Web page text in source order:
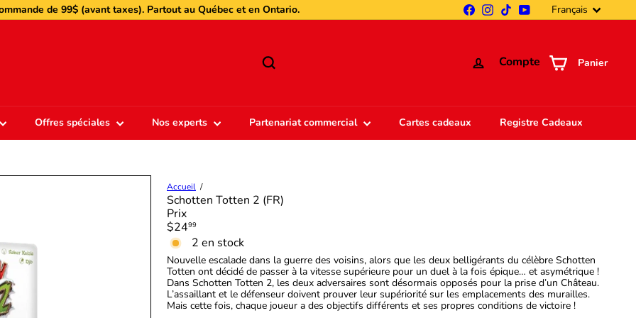
Diaporama
commande de moins de 99$ (avant taxes) pour QC et ON
FacebookInstagram
TikTokYouTubeLangue
Français
Compte Panier
Offres spéciales Nos experts Partenariat commercial Cartes cadeaux Registre Cadeaux
Accueil
Schotten Totten 2 (FR)
Prix
Prix
régulier
$2499
2 en stock
Nouvelle escalade dans la guerre des voisins, alors que les deux belligérants du célèbre Schotten
Totten ont décidé de passer à la vitesse supérieure pour un duel à la fois épique… et asymétrique !
Dans Schotten Totten 2, les deux adversaires sont désormais opposés pour la prise d’un Château.
L’assaillant et le défenseur doivent prouver leur supériorité sur les emplacements des murailles.
Mais cette fois, chaque joueur a des objectifs différents et ses propres conditions de victoire !